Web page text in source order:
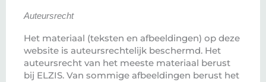
Auteursrecht
Het materiaal (teksten en afbeeldingen) op deze
website is auteursrechtelijk beschermd. Het
auteursrecht van het meeste materiaal berust
bij ELZIS. Van sommige afbeeldingen berust het